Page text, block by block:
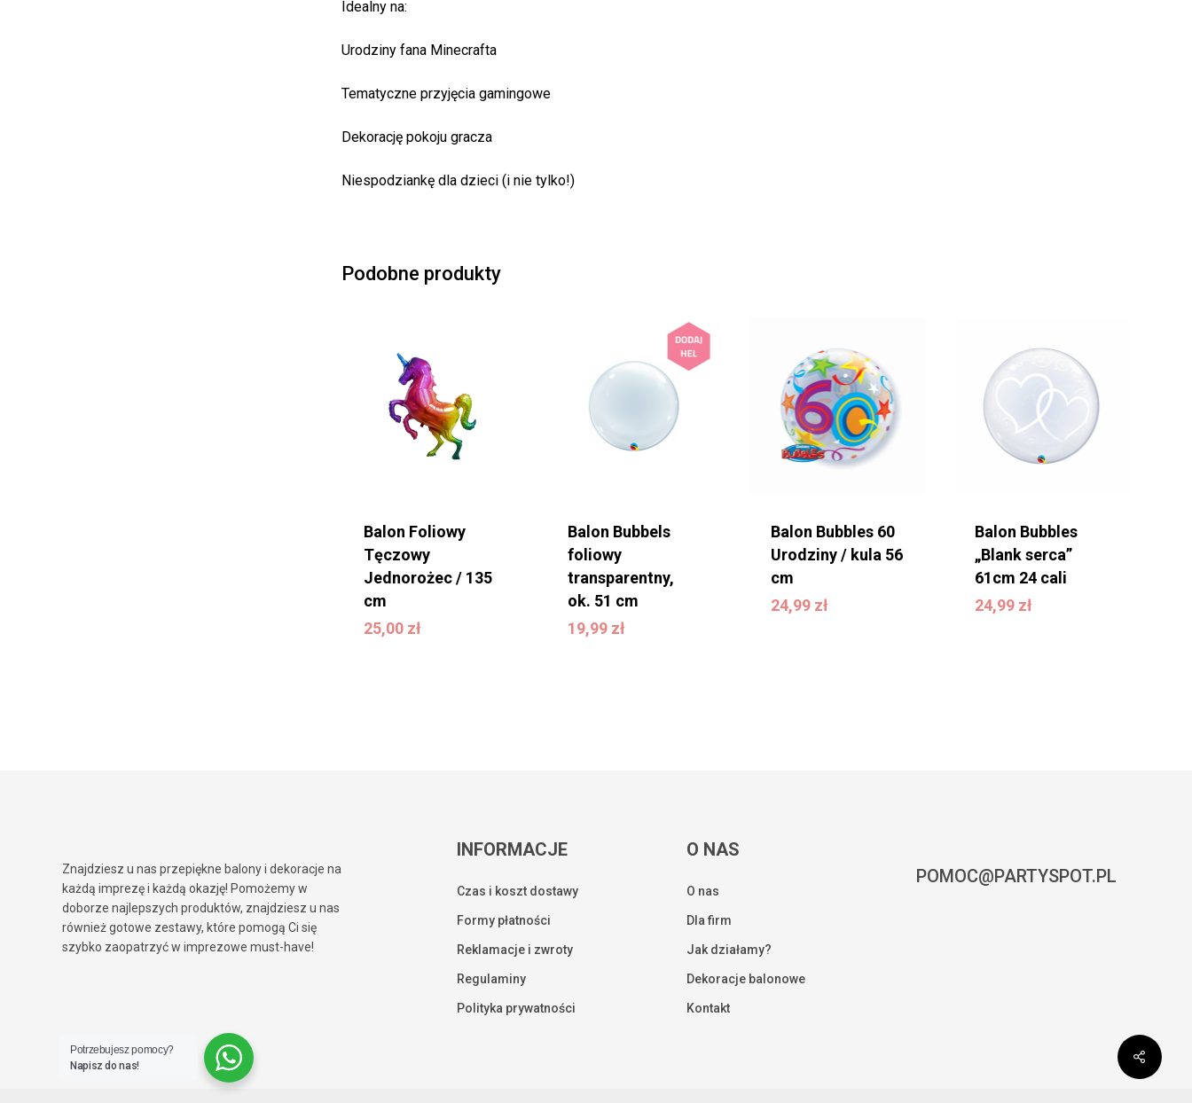
Kwota:
Idealny na:
Urodziny fana Minecrafta
Tematyczne przyjęcia gamingowe
Dekorację pokoju gracza
Niespodziankę dla dzieci (i nie tylko!)
Podobne produkty
Balon Foliowy
Tęczowy
Jednorożec / 135
cm
25,00 zł
25,00
Balon Bubbels
foliowy
transparentny,
ok. 51 cm
19,99 zł
19,99zł
Balon Bubbles 60
Urodziny / kula 56
cm
24,99 zł
24,99
Balon Bubbles
„Blank serca”
61cm 24 cali
24,99 zł
24,99zł
Znajdziesz u nas przepiękne balony i dekoracje na
każdą imprezę i każdą okazję! Pomożemy w
doborze najlepszych produktów, znajdziesz u nas
również gotowe zestawy, które pomogą Ci się
szybko zaopatrzyć w imprezowe must-have!
INFORMACJE
Czas i koszt dostawy
Formy płatności
Reklamacje i zwroty
Regulaminy
Polityka prywatności
O NAS
O nas
Dla firm
Jak działamy?
Dekoracje balonowe
Kontakt
POMOC@PARTYSPOT.PL
Potrzebujesz pomocy?
Napisz do nas!